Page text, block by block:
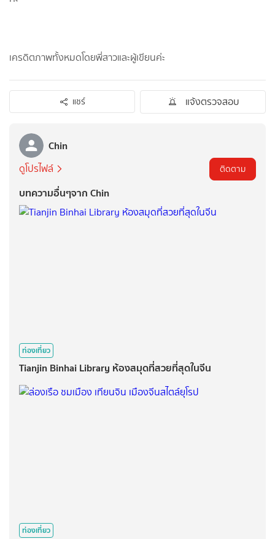
เครดิตภาพทั้งหมดโดยพี่สาวและผู้เขียนค่ะ
แชร์ แจ้งตรวจสอบ
Chin
ดูโปรไฟล์ ติดตาม
บทความอื่นๆจาก Chin
ท่องเที่ยว
Tianjin Binhai Library ห้องสมุดที่สวยที่สุดในจีน
ท่องเที่ยว